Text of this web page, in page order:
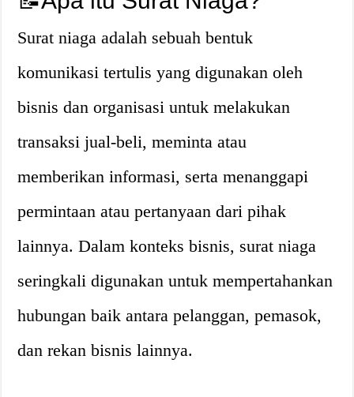
Surat niaga adalah sebuah bentuk
komunikasi tertulis yang digunakan oleh
bisnis dan organisasi untuk melakukan
transaksi jual-beli, meminta atau
memberikan informasi, serta menanggapi
permintaan atau pertanyaan dari pihak
lainnya. Dalam konteks bisnis, surat niaga
seringkali digunakan untuk mempertahankan
hubungan baik antara pelanggan, pemasok,
dan rekan bisnis lainnya.